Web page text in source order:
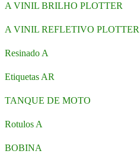
A VINIL BRILHO PLOTTER
A VINIL REFLETIVO PLOTTER
Resinado A
Etiquetas AR
TANQUE DE MOTO
Rotulos A
BOBINA